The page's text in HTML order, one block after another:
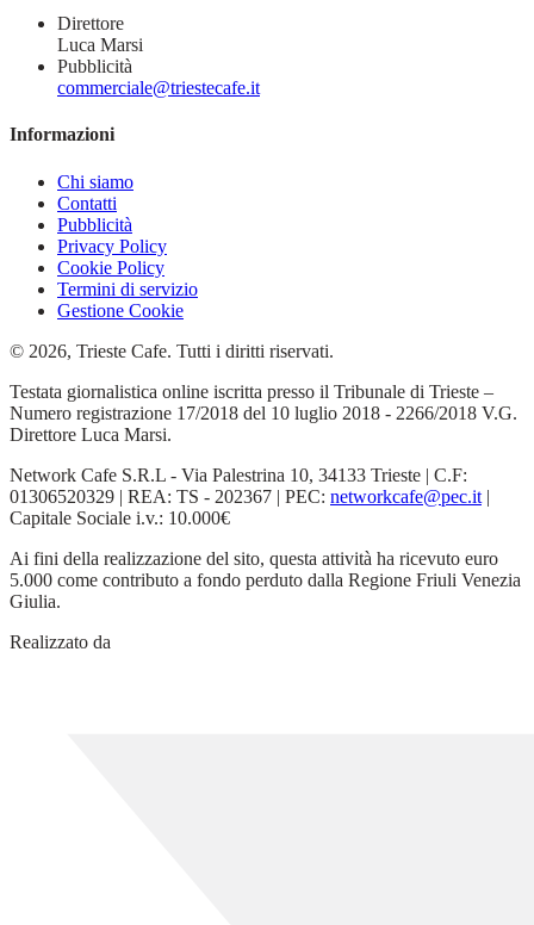
Direttore
Luca Marsi
Pubblicità
commerciale@triestecafe.it
Informazioni
Chi siamo
Contatti
Pubblicità
Privacy Policy
Cookie Policy
Termini di servizio
Gestione Cookie
© 2026, Trieste Cafe. Tutti i diritti riservati.
Testata giornalistica online iscritta presso il Tribunale di Trieste –
Numero registrazione 17/2018 del 10 luglio 2018 - 2266/2018 V.G.
Direttore Luca Marsi.
Network Cafe S.R.L - Via Palestrina 10, 34133 Trieste | C.F:
01306520329 | REA: TS - 202367 | PEC: networkcafe@pec.it |
Capitale Sociale i.v.: 10.000€
Ai fini della realizzazione del sito, questa attività ha ricevuto euro
5.000 come contributo a fondo perduto dalla Regione Friuli Venezia
Giulia.
Realizzato da